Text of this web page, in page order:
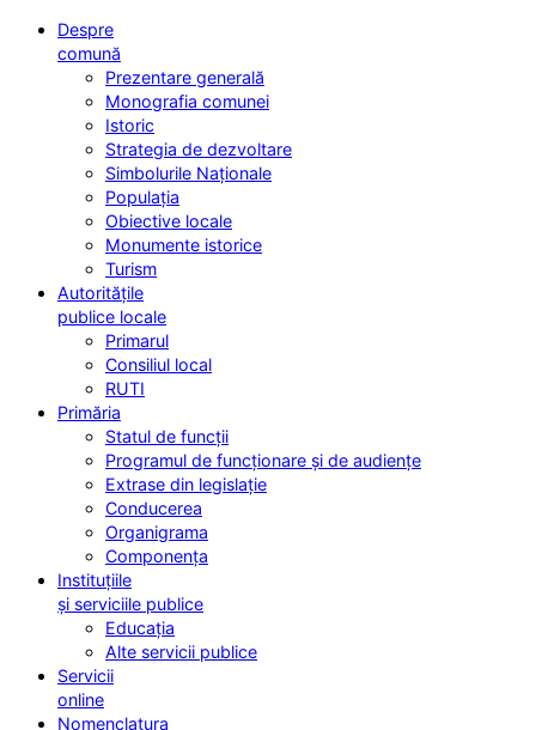
Despre
comună
Prezentare generală
Monografia comunei
Istoric
Strategia de dezvoltare
Simbolurile Naționale
Populația
Obiective locale
Monumente istorice
Turism
Autoritățile
publice locale
Primarul
Consiliul local
RUTI
Primăria
Statul de funcții
Programul de funcționare și de audiențe
Extrase din legislație
Conducerea
Organigrama
Componența
Instituțiile
și serviciile publice
Educația
Alte servicii publice
Servicii
online
Nomenclatura